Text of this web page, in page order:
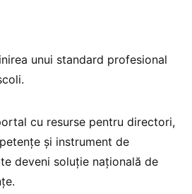
unui standard profesional
cu resurse pentru directori,
și instrument de
deveni soluție națională de